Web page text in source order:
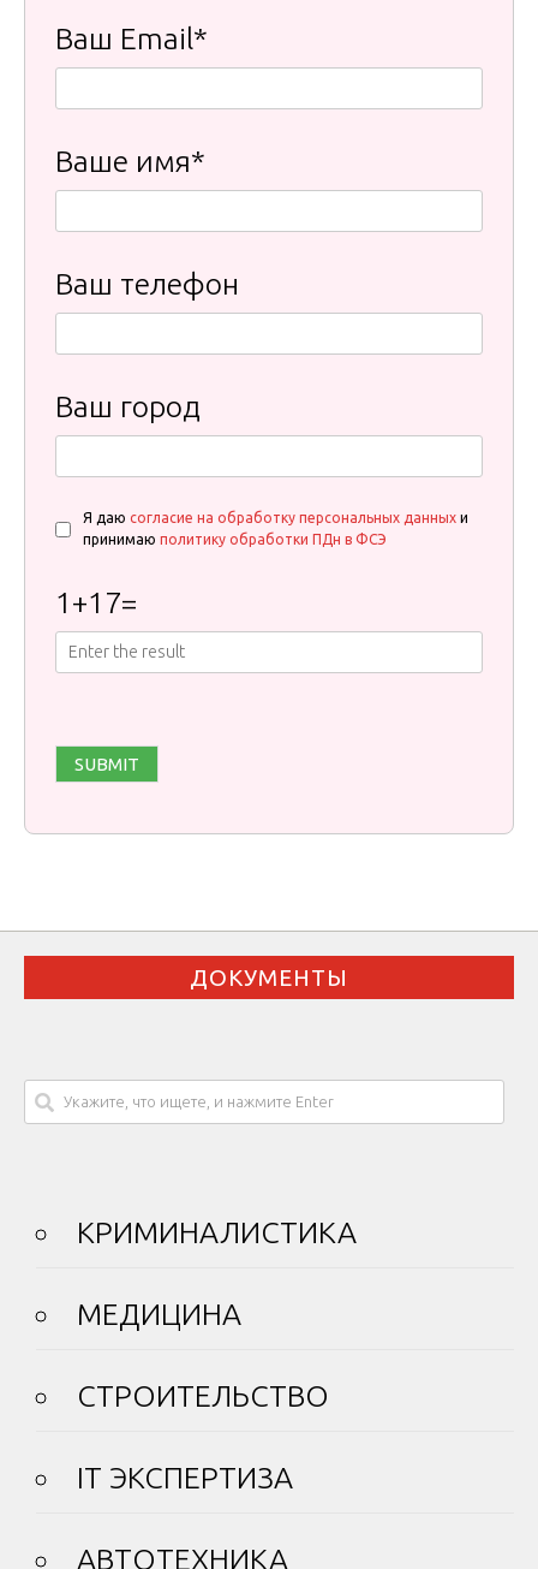
Ваш Email*
Ваше имя*
Ваш телефон
Ваш город
Я даю согласие на обработку персональных данных и
принимаю политику обработки ПДн в ФСЭ
1 +17=
ДОКУМЕНТЫ
КРИМИНАЛИСТИКА
МЕДИЦИНА
СТРОИТЕЛЬСТВО
IT ЭКСПЕРТИЗА
АВТОТЕХНИКА